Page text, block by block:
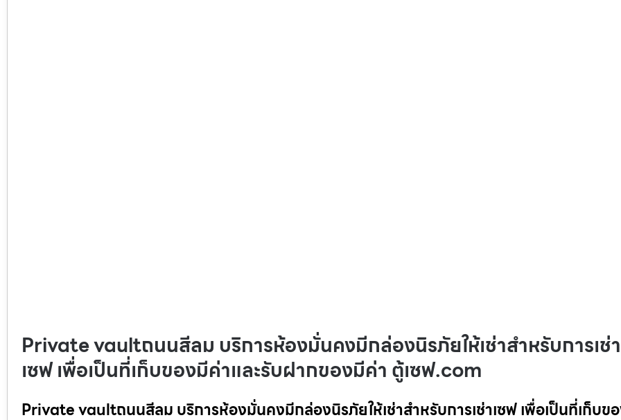
Private vaultถนนสีลม บริการห้องมั่นคงมีกล่องนิรภัยให้เช่าสำหรับการเช่า
เซฟ เพื่อเป็นที่เก็บของมีค่าและรับฝากของมีค่า ตู้เซฟ.com
Private vaultถนนสีลม บริการห้องมั่นคงมีกล่องนิรภัยให้เช่าสำหรับการเช่าเซฟ เพื่อเป็นที่เก็บข